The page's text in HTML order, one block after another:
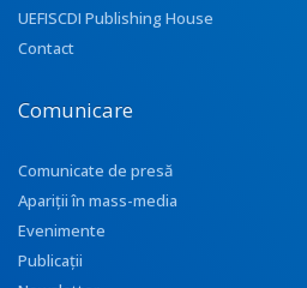
UEFISCDI Publishing House
Contact
Comunicare
Comunicate de presă
Apariţii în mass-media
Evenimente
Publicații